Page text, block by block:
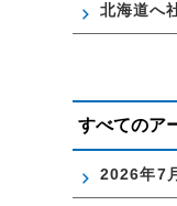
北海道へ
すべてのア
2026年7